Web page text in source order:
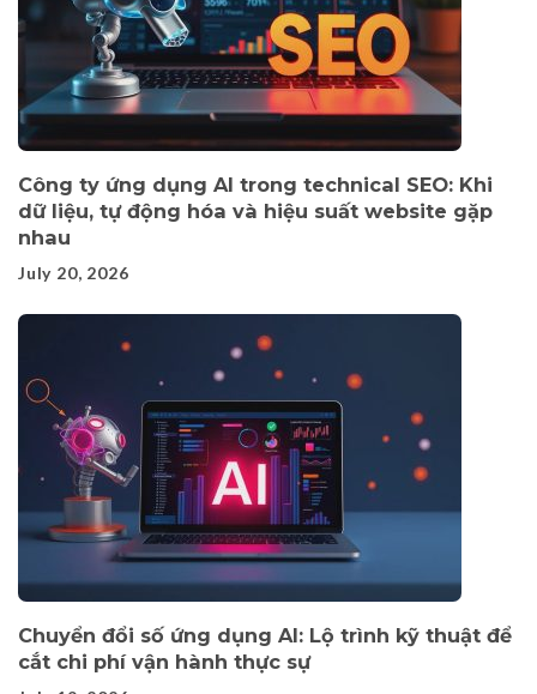
Công ty ứng dụng AI trong technical SEO: Khi
dữ liệu, tự động hóa và hiệu suất website gặp
nhau
July 20, 2026
Chuyển đổi số ứng dụng AI: Lộ trình kỹ thuật để
cắt chi phí vận hành thực sự